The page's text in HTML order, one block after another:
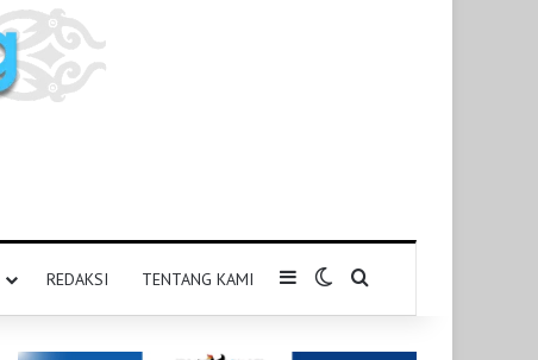
REDAKSI TENTANG KAMI SidebarSwitch skin
Pencarian untuk